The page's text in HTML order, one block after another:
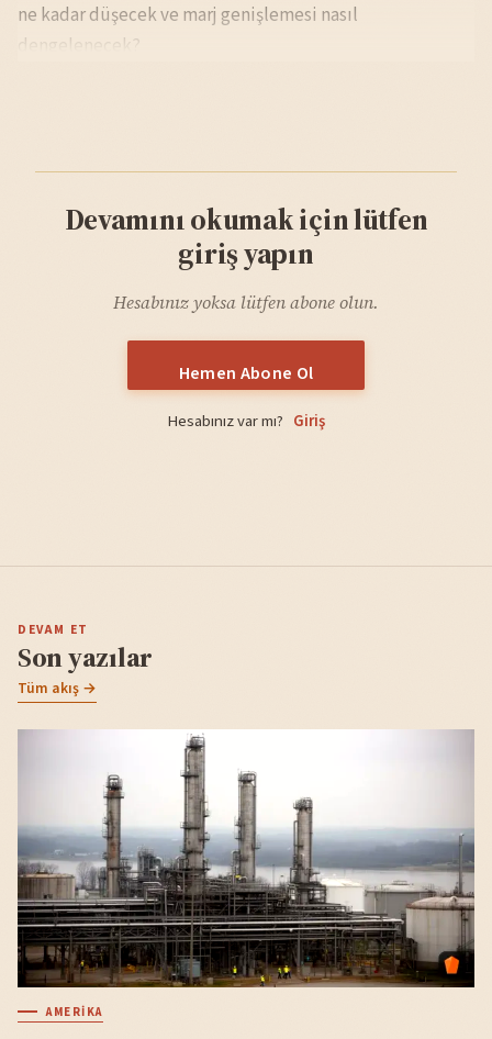
ne kadar düşecek ve marj genişlemesi nasıl
dengelenecek?
Devamını okumak için lütfen
giriş yapın
Hesabınız yoksa lütfen abone olun.
Hemen Abone Ol
Hesabınız var mı? Giriş
DEVAM ET
Son yazılar
Tüm akış →
AMERIKA